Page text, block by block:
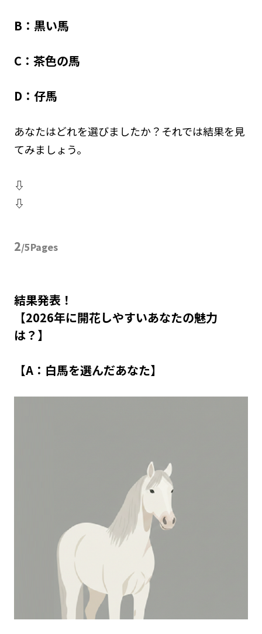
B：黒い馬
C：茶色の馬
D：仔馬
あなたはどれを選びましたか？それでは結果を見
てみましょう。
⇩
⇩
2/5Pages
結果発表！
【2026年に開花しやすいあなたの魅力
は？】
【A：白馬を選んだあなた】